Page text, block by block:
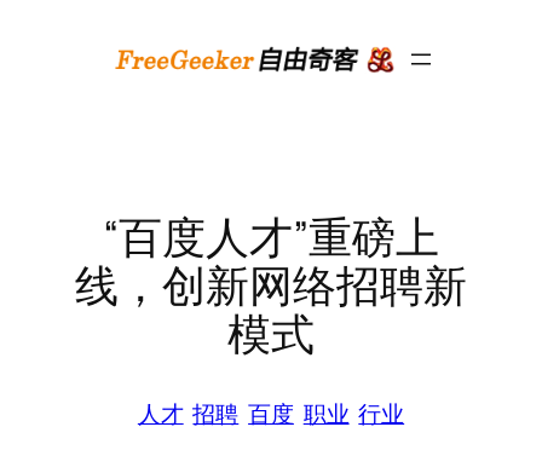
“百度人才”重磅上
线，创新网络招聘新
模式
人才 招聘 百度 职业 行业